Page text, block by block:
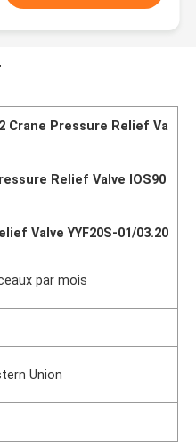
Crane Pressure Relief Va
Relief Valve IOS90
Valve YYF20S-01/03.20
par mois
Union